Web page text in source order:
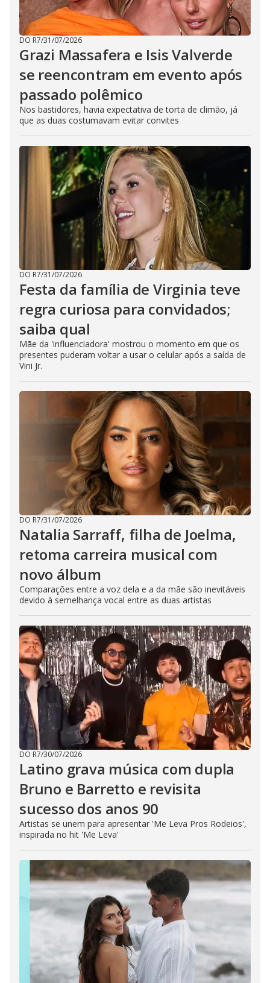
DO R7/31/07/2026
Grazi Massafera e Isis Valverde
se reencontram em evento após
passado polêmico
Nos bastidores, havia expectativa de torta de climão, já
que as duas costumavam evitar convites
DO R7/31/07/2026
Festa da família de Virginia teve
regra curiosa para convidados;
saiba qual
Mãe da 'influenciadora' mostrou o momento em que os
presentes puderam voltar a usar o celular após a saída de
Vini Jr.
DO R7/31/07/2026
Natalia Sarraff, filha de Joelma,
retoma carreira musical com
novo álbum
Comparações entre a voz dela e a da mãe são inevitáveis
devido à semelhança vocal entre as duas artistas
DO R7/30/07/2026
Latino grava música com dupla
Bruno e Barretto e revisita
sucesso dos anos 90
Artistas se unem para apresentar 'Me Leva Pros Rodeios',
inspirada no hit 'Me Leva'